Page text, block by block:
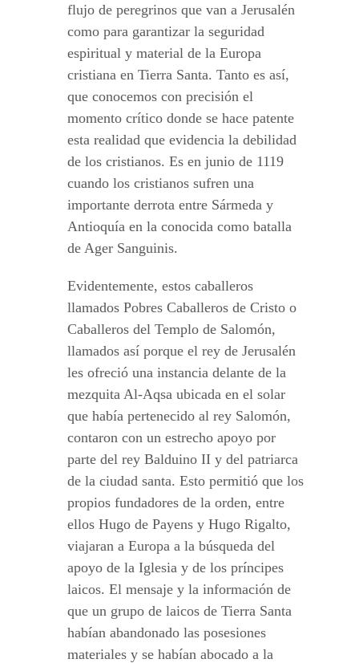
flujo de peregrinos que van a Jerusalén
como para garantizar la seguridad
espiritual y material de la Europa
cristiana en Tierra Santa. Tanto es así,
que conocemos con precisión el
momento crítico donde se hace patente
esta realidad que evidencia la debilidad
de los cristianos. Es en junio de 1119
cuando los cristianos sufren una
importante derrota entre Sármeda y
Antioquía en la conocida como batalla
de Ager Sanguinis.
Evidentemente, estos caballeros
llamados Pobres Caballeros de Cristo o
Caballeros del Templo de Salomón,
llamados así porque el rey de Jerusalén
les ofreció una instancia delante de la
mezquita Al-Aqsa ubicada en el solar
que había pertenecido al rey Salomón,
contaron con un estrecho apoyo por
parte del rey Balduino II y del patriarca
de la ciudad santa. Esto permitió que los
propios fundadores de la orden, entre
ellos Hugo de Payens y Hugo Rigalto,
viajaran a Europa a la búsqueda del
apoyo de la Iglesia y de los príncipes
laicos. El mensaje y la información de
que un grupo de laicos de Tierra Santa
habían abandonado las posesiones
materiales y se habían abocado a la